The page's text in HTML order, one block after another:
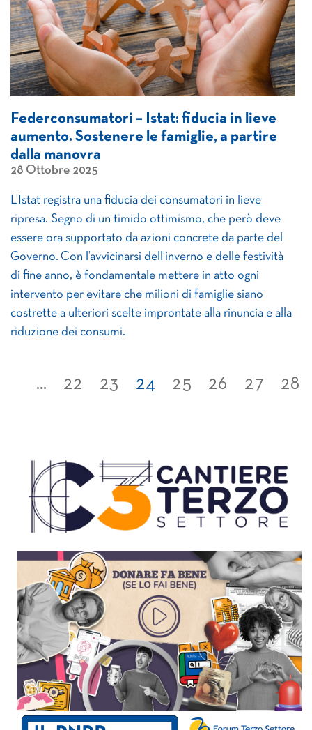
Federconsumatori – Istat: fiducia in lieve
aumento. Sostenere le famiglie, a partire
dalla manovra
28 Ottobre 2025
L’Istat registra una fiducia dei consumatori in lieve
ripresa. Segno di un timido ottimismo, che però deve
essere ora supportato da azioni concrete da parte del
Governo. Con l’avvicinarsi dell’inverno e delle festività
di fine anno, è fondamentale mettere in atto ogni
intervento per evitare che milioni di famiglie siano
costrette a ulteriori scelte improntate alla rinuncia e alla
riduzione dei consumi.
... 22 23 24 25 26 27 28